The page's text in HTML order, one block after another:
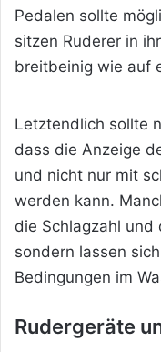
Pedalen sollte
sitzen Ruderer in
breitbeinig wie auf
Letztendlich sollte
dass die Anzeige
und nicht nur mit
werden kann.
die Schlagzahl
sondern lassen
Bedingungen im
Rudergeräte